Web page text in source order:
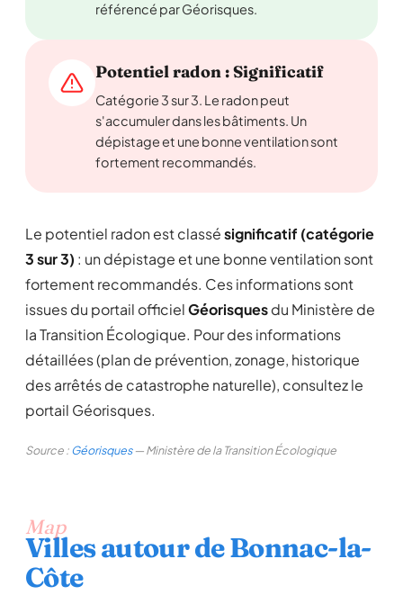
référencé par Géorisques.
Potentiel radon : Significatif
Catégorie 3 sur 3. Le radon peut
s'accumuler dans les bâtiments. Un
dépistage et une bonne ventilation sont
fortement recommandés.
Le potentiel radon est classésignificatif (catégorie
3 sur 3) : un dépistage et une bonne ventilation sont
fortement recommandés. Ces informations sont
issues du portail officielGéorisquesdu Ministère de
la Transition Écologique. Pour des informations
détaillées (plan de prévention, zonage, historique
des arrêtés de catastrophe naturelle), consultez le
portail Géorisques.
Source :Géorisques— Ministère de la Transition Écologique
Map
Villes autour de Bonnac-la-
Côte